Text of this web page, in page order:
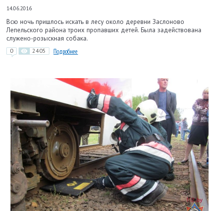
14.06.2016
Всю ночь пришлось искать в лесу около деревни Заслоново
Лепельского района троих пропавших детей. Была задействована
служено-розыскная собака.
0 2405 Подробнее